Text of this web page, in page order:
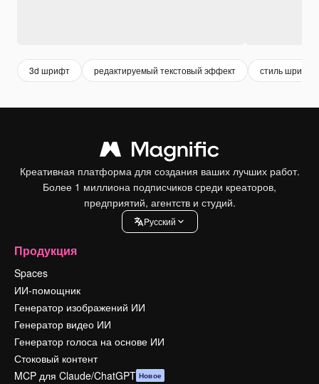
3d шрифт редактируемый текстовый эффект стиль шрифта
Креативная платформа для создания ваших лучших работ.
Более 1 миллиона подписчиков среди креаторов,
предприятий, агентств и студий.
Pусский
Продукция
Spaces
ИИ-помощник
Генератор изображений ИИ
Генератор видео ИИ
Генератор голоса на основе ИИ
Стоковый контент
MCP для Claude/ChatGPT Новое